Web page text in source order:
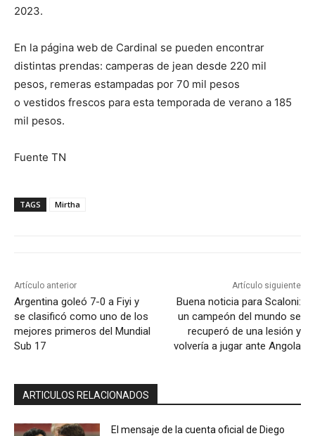
2023.
En la página web de Cardinal se pueden encontrar
distintas prendas: camperas de jean desde 220 mil
pesos, remeras estampadas por 70 mil pesos
o vestidos frescos para esta temporada de verano a 185
mil pesos.
Fuente TN
TAGS Mirtha
Artículo anterior
Argentina goleó 7-0 a Fiyi y
se clasificó como uno de los
mejores primeros del Mundial
Sub 17
Artículo siguiente
Buena noticia para Scaloni:
un campeón del mundo se
recuperó de una lesión y
volvería a jugar ante Angola
ARTICULOS RELACIONADOS
El mensaje de la cuenta oficial de Diego